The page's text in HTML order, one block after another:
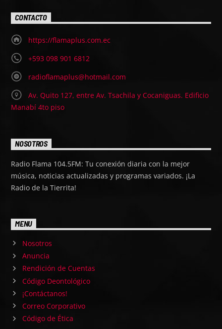
CONTACTO
https://flamaplus.com.ec
+593 098 901 6812
radioflamaplus@hotmail.com
Av. Quito 127, entre Av. Tsachila y Cocaniguas. Edificio
Manabí 4to piso
NOSOTROS
Radio Flama 104.5FM: Tu conexión diaria con la mejor
música, noticias actualizadas y programas variados. ¡La
Radio de la Tierrita!
MENU
Nosotros
Anuncia
Rendición de Cuentas
Código Deontológico
¡Contáctanos!
Correo Corporativo
Código de Ética